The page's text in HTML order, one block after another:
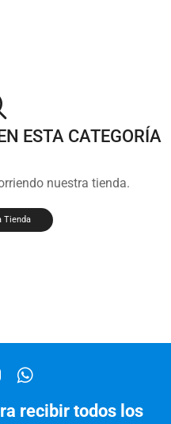
ESTA CATEGORÍA
nuestra tienda.
Tienda
recibir todos los